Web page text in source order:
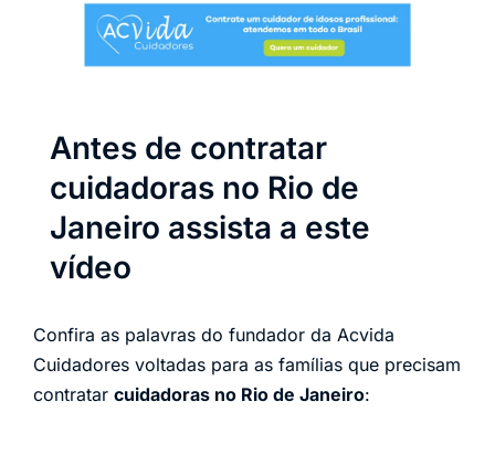
Antes de contratar
cuidadoras no Rio de
Janeiro assista a este
vídeo
Confira as palavras do fundador da Acvida
Cuidadores voltadas para as famílias que precisam
contratar cuidadoras no Rio de Janeiro: